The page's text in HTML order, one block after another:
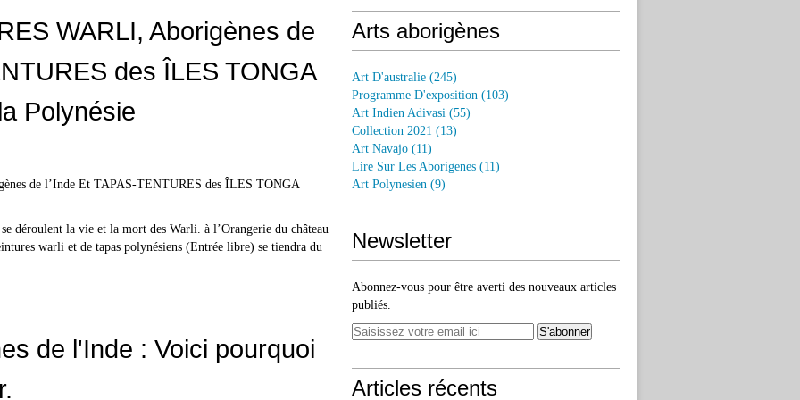
WARLI, Aborigènes de
des ÎLES TONGA
Polynésie
déroulent la vie et la mort des Warli. à l’Orangerie du château
warli et de tapas polynésiens (Entrée libre) se tiendra du
de l'Inde : Voici pourquoi
Arts aborigènes
Art D'australie (245)
Programme D'exposition (103)
Art Indien Adivasi (55)
Collection 2021 (13)
Art Navajo (11)
Lire Sur Les Aborigenes (11)
Art Polynesien (9)
Newsletter
Abonnez-vous pour être averti des nouveaux articles
publiés.
Articles récents